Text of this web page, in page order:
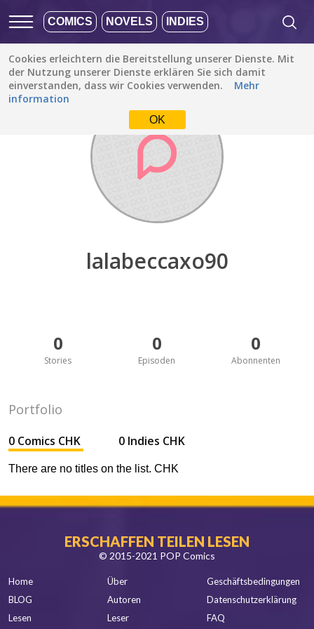
COMICS NOVELS INDIES
Cookies erleichtern die Bereitstellung unserer Dienste. Mit
der Nutzung unserer Dienste erklären Sie sich damit
einverstanden, dass wir Cookies verwenden.
Mehr
information
OK
Entdecken / lalabeccaxo90
lalabeccaxo90
0
Stories
0
Episoden
0
Abonnenten
Portfolio
0 Comics CHK 0 Indies CHK
There are no titles on the list. CHK
ERSCHAFFEN TEILEN LESEN
© 2015-2021 POP Comics
Home
BLOG
Lesen
Über
Autoren
Leser
Geschäftsbedingungen
Datenschutzerklärung
FAQ